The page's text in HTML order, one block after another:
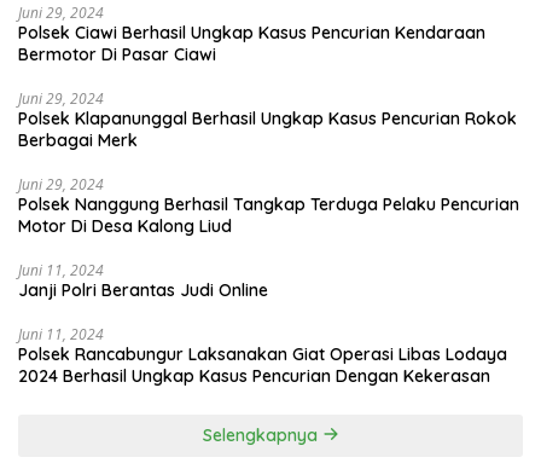
Juni 29, 2024
Polsek Ciawi Berhasil Ungkap Kasus Pencurian Kendaraan
Bermotor Di Pasar Ciawi
Juni 29, 2024
Polsek Klapanunggal Berhasil Ungkap Kasus Pencurian Rokok
Berbagai Merk
Juni 29, 2024
Polsek Nanggung Berhasil Tangkap Terduga Pelaku Pencurian
Motor Di Desa Kalong Liud
Juni 11, 2024
Janji Polri Berantas Judi Online
Juni 11, 2024
Polsek Rancabungur Laksanakan Giat Operasi Libas Lodaya
2024 Berhasil Ungkap Kasus Pencurian Dengan Kekerasan
Selengkapnya